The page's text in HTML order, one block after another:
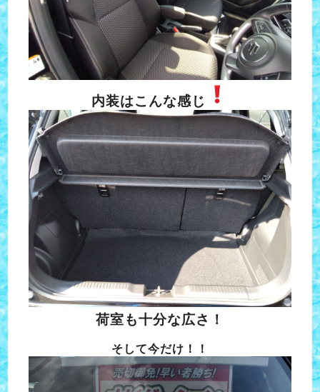
内装はこんな感じ
荷室も十分な広さ！
そして今だけ！！